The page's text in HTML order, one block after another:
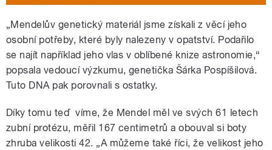
„Mendelův genetický materiál jsme získali z věcí jeho
osobní potřeby, které byly nalezeny v opatství. Podařilo
se najít například jeho vlas v oblíbené knize astronomie,“
popsala vedoucí výzkumu, genetička Šárka Pospíšilová.
Tuto DNA pak porovnali s ostatky.
Díky tomu teď víme, že Mendel měl ve svých 61 letech
zubní protézu, měřil 167 centimetrů a obouval si boty
zhruba velikosti 42. „A můžeme také říci, že velikost jeho